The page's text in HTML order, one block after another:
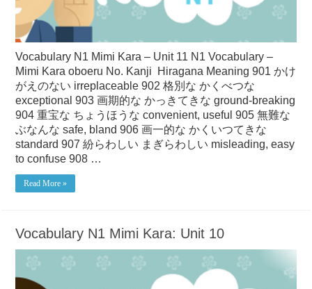
Vocabulary N1 Mimi Kara – Unit 11 N1 Vocabulary –
Mimi Kara oboeru No. Kanji Hiragana Meaning 901 かけ
がえのない irreplaceable 902 格別な かくべつな
exceptional 903 画期的な かっきてきな ground-breaking
904 重宝な ちょうほうな convenient, useful 905 無難な
ぶなんな safe, bland 906 画一的な かくいつてきな
standard 907 紛らわしい まぎらわしい misleading, easy
to confuse 908 …
Read More »
Vocabulary N1 Mimi Kara: Unit 10